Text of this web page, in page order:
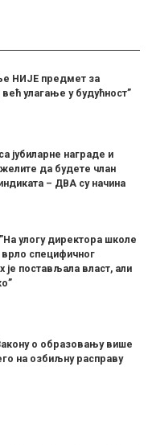
НИЈЕ предмет за
улагање у будућност”
јубиларне награде и
да будете члан
– ДВА су начина
улогу директора школе
врло специфичног
је постављала власт, али
о образовању више
на озбиљну расправу